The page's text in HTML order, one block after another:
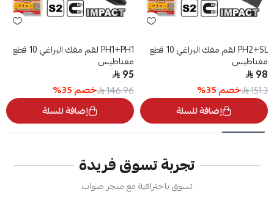
PH2+SL لقم مفك البراغي 10 قطع
مغناطيس
98
151.3 خصم35
%
إضافة للسلة
PH1+PH1 لقم مفك البراغي 10 قطع
مغناطيس
95
146.96 خصم35
%
إضافة للسلة
تجربة تسوق فريدة
تسوق باحترافية مع متجر صواب